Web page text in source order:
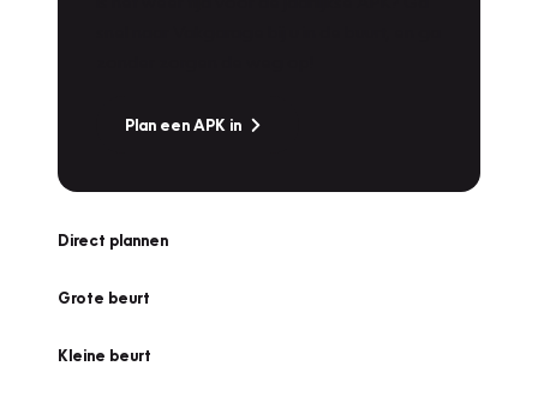
Plan een APK in
Direct plannen
Grote beurt
Kleine beurt